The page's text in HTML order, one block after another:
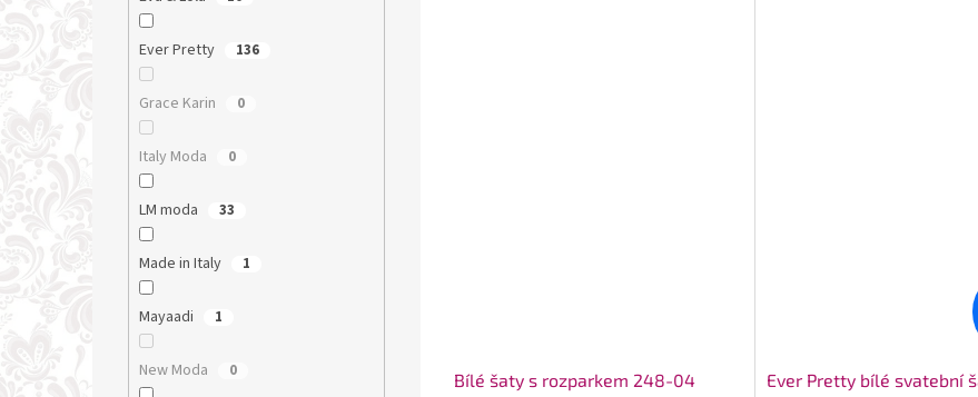
Ever Pretty 136
Grace Karin 0
Italy Moda 0
LM moda 33
Made in Italy 1
Mayaadi 1
New Moda 0
Bílé šaty s rozparkem 248-04
Ever Pretty bílé svatební